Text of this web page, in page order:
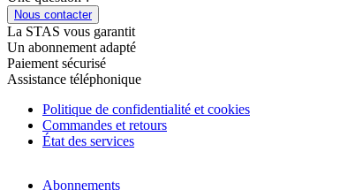
Nous contacter
La STAS vous garantit
Un abonnement adapté
Paiement sécurisé
Assistance téléphonique
Politique de confidentialité et cookies
Commandes et retours
État des services
Abonnements